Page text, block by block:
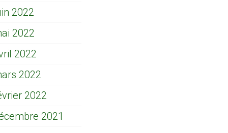
2022
2022
2022
2022
2022
2021